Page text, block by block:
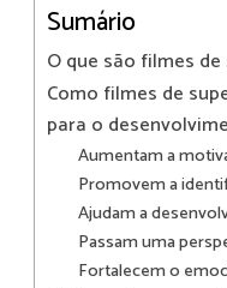
Sumário
O que são filmes
Como filmes de
para o
Aumentam a
Promovem a
Ajudam a
Passam uma
Fortalecem o